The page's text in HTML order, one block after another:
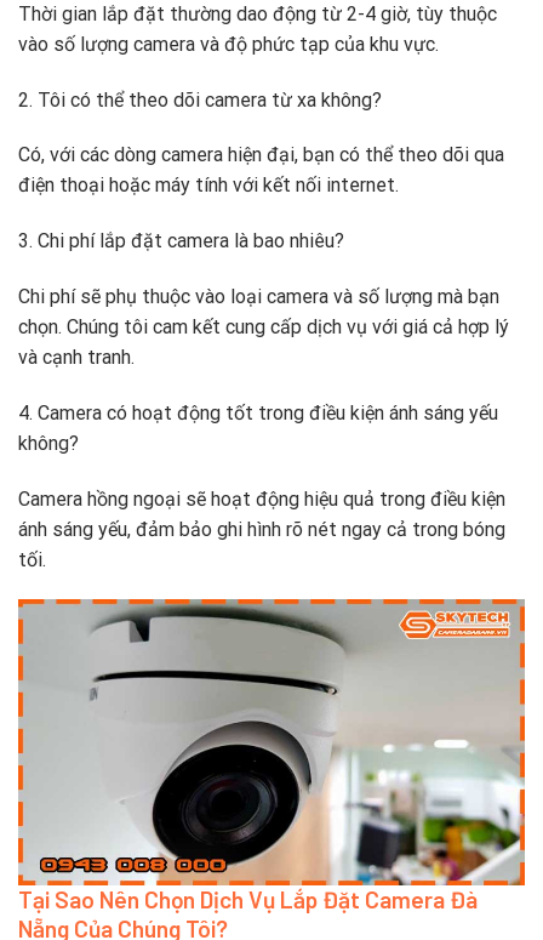
Thời gian lắp đặt thường dao động từ 2-4 giờ, tùy thuộc
vào số lượng camera và độ phức tạp của khu vực.
2. Tôi có thể theo dõi camera từ xa không?
Có, với các dòng camera hiện đại, bạn có thể theo dõi qua
điện thoại hoặc máy tính với kết nối internet.
3. Chi phí lắp đặt camera là bao nhiêu?
Chi phí sẽ phụ thuộc vào loại camera và số lượng mà bạn
chọn. Chúng tôi cam kết cung cấp dịch vụ với giá cả hợp lý
và cạnh tranh.
4. Camera có hoạt động tốt trong điều kiện ánh sáng yếu
không?
Camera hồng ngoại sẽ hoạt động hiệu quả trong điều kiện
ánh sáng yếu, đảm bảo ghi hình rõ nét ngay cả trong bóng
tối.
Tại Sao Nên Chọn Dịch Vụ Lắp Đặt Camera Đà
Nẵng Của Chúng Tôi?